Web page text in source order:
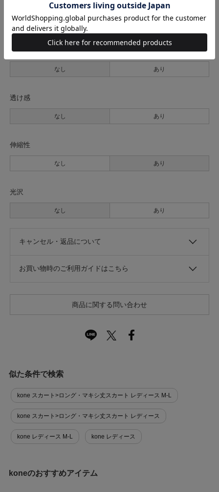
薄手 普通 厚手
裏地
なし あり
透け感
なし あり
伸縮性
なし あり
光沢
なし あり
キャンセル・返品について
お買い物時のご利用ガイドはこちら
商品に関する問い合わせ
似た条件で検索
kone スカート>ロング・マキシ丈スカート レディース M-L
kone スカート>ロング・マキシ丈スカート レディース
kone レディース M-L kone レディース
koneのおすすめアイテム